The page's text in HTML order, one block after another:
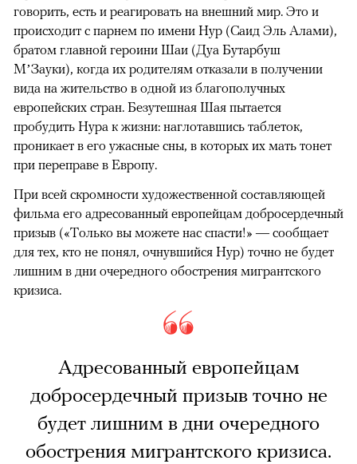
говорить, есть и реагировать на внешний мир. Это и
происходит с парнем по имени Нур (Саид Эль Алами),
братом главной героини Шаи (Дуа Бутарбуш
М’Зауки), когда их родителям отказали в получении
вида на жительство в одной из благополучных
европейских стран. Безутешная Шая пытается
пробудить Нура к жизни: наглотавшись таблеток,
проникает в его ужасные сны, в которых их мать тонет
при переправе в Европу.
При всей скромности художественной составляющей
фильма его адресованный европейцам добросердечный
призыв («Только вы можете нас спасти!» — сообщает
для тех, кто не понял, очнувшийся Нур) точно не будет
лишним в дни очередного обострения мигрантского
кризиса.
Адресованный европейцам
добросердечный призыв точно не
будет лишним в дни очередного
обострения мигрантского кризиса.